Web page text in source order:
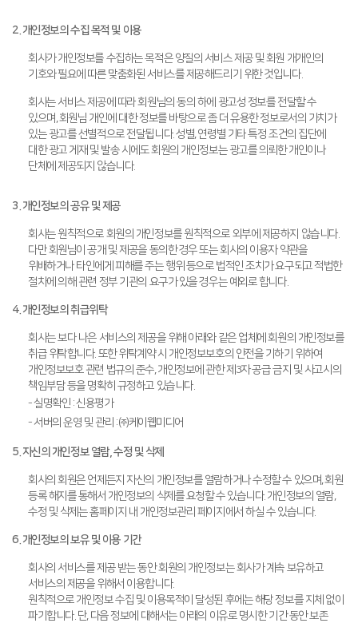
2. 개인정보의 수집 목적 및 이용
회사가 개인정보를 수집하는 목적은 양질의 서비스 제공 및 회원 개개인의
기호와 필요에 따른 맞춤화된 서비스를 제공해드리기 위한 것입니다.
회사는 서비스 제공에 따라 회원님의 동의 하에 광고성 정보를 전달할 수
있으며, 회원님 개인에 대한 정보를 바탕으로 좀 더 유용한 정보로서의 가치가
있는 광고를 선별적으로 전달됩니다. 성별, 연령별 기타 특정 조건의 집단에
대한 광고 게재 및 발송 시에도 회원의 개인정보는 광고를 의뢰한 개인이나
단체에 제공되지 않습니다.
3. 개인정보의 공유 및 제공
회사는 원칙적으로 회원의 개인정보를 원칙적으로 외부에 제공하지 않습니다.
다만 회원님이 공개 및 제공을 동의한 경우 또는 회사의 이용자 약관을
위배하거나 타인에게 피해를 주는 행위 등으로 법적인 조치가 요구되고 적법한
절차에 의해 관련 정부 기관의 요구가 있을 경우는 예외로 합니다.
4. 개인정보의 취급위탁
회사는 보다 나은 서비스의 제공을 위해 아래와 같은 업체에 회원의 개인정보를
취급 위탁합니다. 또한 위탁계약 시 개인정보보호의 안전을 기하기 위하여
개인정보보호 관련 법규의 준수, 개인정보에 관한 제3자 공급 금지 및 사고시의
책임부담 등을 명확히 규정하고 있습니다.
- 실명확인 : 신용평가
- 서버의 운영 및 관리 : ㈜케이웹미디어
5. 자신의 개인정보 열람, 수정 및 삭제
회사의 회원은 언제든지 자신의 개인정보를 열람하거나 수정할 수 있으며, 회원
등록 해지를 통해서 개인정보의 삭제를 요청할 수 있습니다. 개인정보의 열람,
수정 및 삭제는 홈페이지 내 개인정보관리 페이지에서 하실 수 있습니다.
6. 개인정보의 보유 및 이용 기간
회사의 서비스를 제공 받는 동안 회원의 개인정보는 회사가 계속 보유하고
서비스의 제공을 위해서 이용합니다.
원칙적으로 개인정보 수집 및 이용목적이 달성된 후에는 해당 정보를 지체 없이
파기합니다. 단, 다음 정보에 대해서는 아래의 이유로 명시한 기간 동안 보존